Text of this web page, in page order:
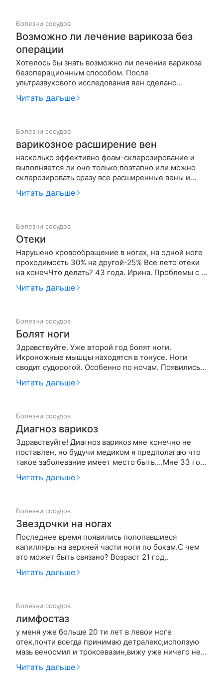
Болезни сосудов
Возможно ли лечение варикоза без
операции
Хотелось бы знать возможно ли лечение варикоза
безоперационным способом. После
ультразвукового исследования вен сделано
заключение: несостоятельность сафено-
феморального соустья.Клапанная недостаточность
голени.Умерен…
Читать дальше
Болезни сосудов
варикозное расширение вен
насколько эффективно фоам-склерозирование и
выполняется ли оно только поэтапно или можно
склерозировать сразу все расширенные вены и
телеагиэктазии на обеих ногах?
Читать дальше
Болезни сосудов
Отеки
Нарушено кровообращение в ногах, на одной ноге
проходимость 30% на другой-25% Все лето отеки
на конечЧто делать? 43 года. Ирина. Проблемы с 19
лет . все что рекомендовали не помгает.
Читать дальше
Болезни сосудов
Болят ноги
Здравствуйте. Уже второй год болят ноги.
Икроножные мышцы находятся в тонусе. Ноги
сводит судорогой. Особенно по ночам. Появились
звездочки, лопаются сосудики. Обращалась к
хирурргу скаазали ничего страшного. Посоветуйте
Читать дальше
Болезни сосудов
Диагноз варикоз
Здравствуйте! Диагноз варикоз мне конечно не
поставлен, но будучи медиком я предполагаю что
такое заболевание имеет место быть....Мне 33 года
, зовут Анна, работаю акушеркой.....все время на
ногах, к концу смены ноги устают просто ужасно, а
Читать дальше
Болезни сосудов
Звездочки на ногах
Последнее время появились полопавшиеся
капилляры на верхней части ноги по бокам.С чем
это может быть связано? Возраст 21 год,.
Читать дальше
Болезни сосудов
лимфостаз
у меня уже больше 20 ти лет в левои ноге
отек,почти всегда принимаю детралекс,исползую
мазь веносмил и троксевазин,вижу уже ничего не
помогает,что еще могу сделать,есть ли вообще
лечение.Надоело всегда принимать
Читать дальше